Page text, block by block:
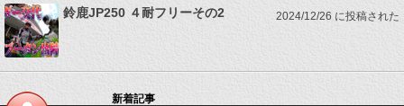
鈴鹿JP250 ４耐フリーその2 2024/12/26 に投稿された
新着記事